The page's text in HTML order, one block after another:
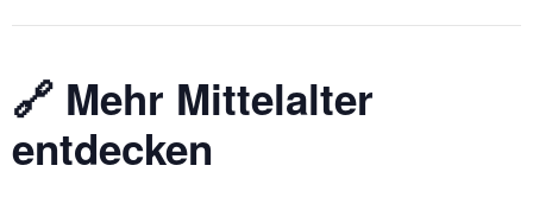
🔗 Mehr Mittelalter
entdecken